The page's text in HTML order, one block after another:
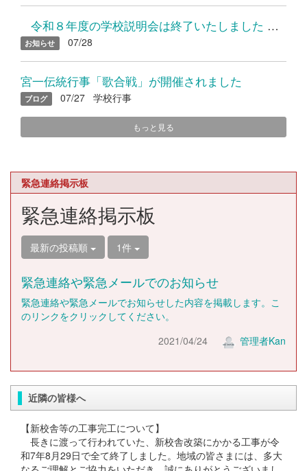
令和８年度の学校説明会は終了いたしました たくさんのご参加...
お知らせ 07/28
宮一伝統行事「歌合戦」が開催されました
ブログ 07/27 学校行事
もっと見る
緊急連絡掲示板
緊急連絡掲示板
最新の投稿順 1件
緊急連絡や緊急メールでのお知らせ
緊急連絡や緊急メールでお知らせした内容を掲載します。こ
のリンクをクリックしてください。
2021/04/24
管理者Kan
近隣の皆様へ
【新校舎等の工事完工について】
長きに渡って行われていた、新校舎改築にかかる工事が令
和7年8月29日で全て終了しました。地域の皆さまには、多大